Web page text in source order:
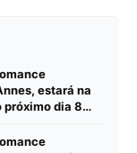
estará na
próximo dia 8